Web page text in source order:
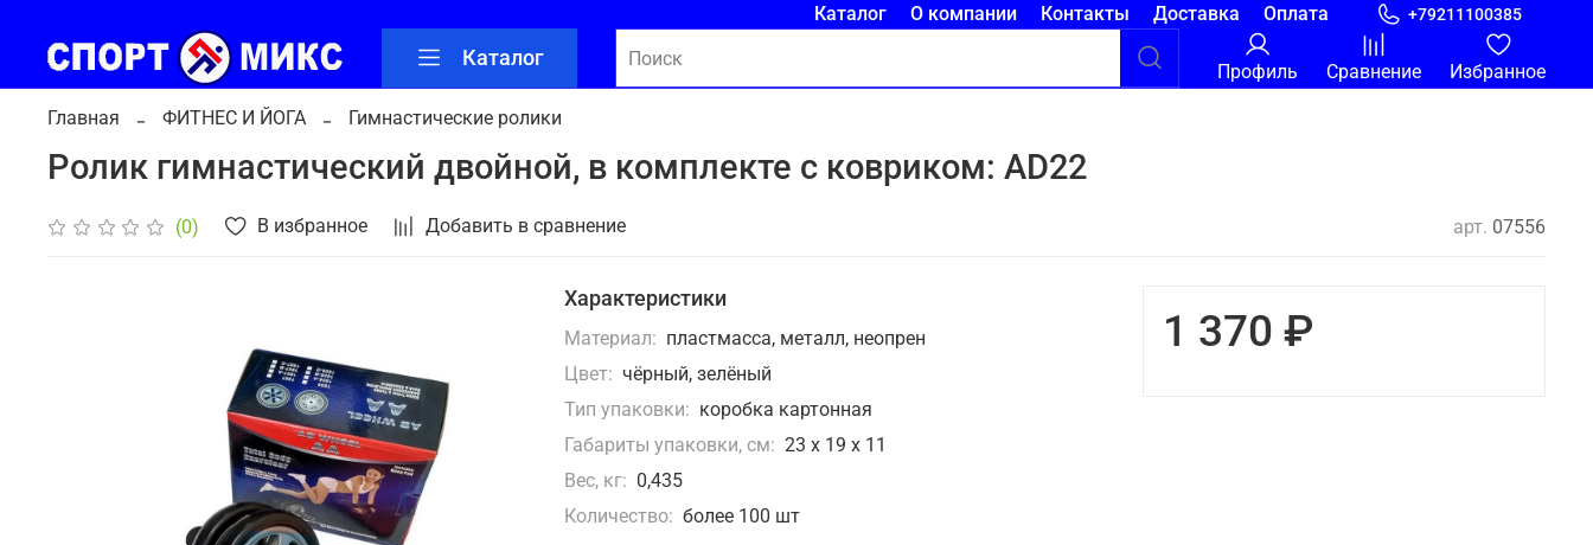
Каталог О компании Контакты Доставка Оплата +79211100385
Каталог
Профиль Сравнение Избранное
Главная ФИТНЕС И ЙОГА Гимнастические ролики
Ролик гимнастический двойной, в комплекте с ковриком: AD22
(0) В избранное Добавить в сравнение арт. 07556
Характеристики
Материал: пластмасса, металл, неопрен
Цвет: чёрный, зелёный
Тип упаковки: коробка картонная
Габариты упаковки, см: 23 x 19 x 11
Вес, кг: 0,435
Количество: более 100 шт
1 370 ₽